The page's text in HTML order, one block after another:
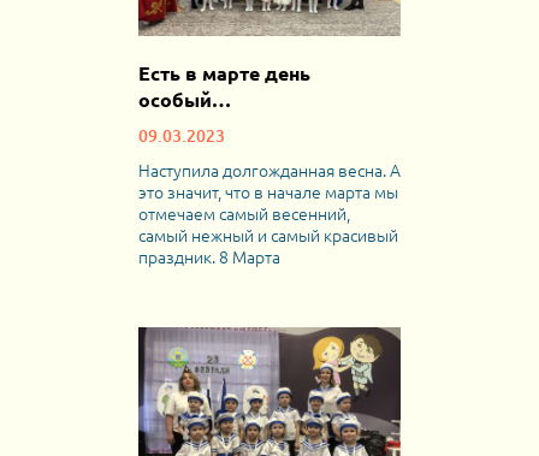
Есть в марте день
особый…
09.03.2023
Наступила долгожданная весна. А
это значит, что в начале марта мы
отмечаем самый весенний,
самый нежный и самый красивый
праздник. 8 Марта